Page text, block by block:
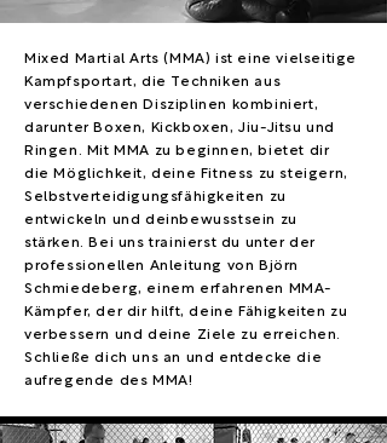
Mixed Martial Arts (MMA) ist eine vielseitige
Kampfsportart, die Techniken aus
verschiedenen Disziplinen kombiniert,
darunter Boxen, Kickboxen, Jiu-Jitsu und
Ringen. Mit MMA zu beginnen, bietet dir
die Möglichkeit, deine Fitness zu steigern,
Selbstverteidigungsfähigkeiten zu
entwickeln und deinbewusstsein zu
stärken. Bei uns trainierst du unter der
professionellen Anleitung von Björn
Schmiedeberg, einem erfahrenen MMA-
Kämpfer, der dir hilft, deine Fähigkeiten zu
verbessern und deine Ziele zu erreichen.
Schließe dich uns an und entdecke die
aufregende des MMA!